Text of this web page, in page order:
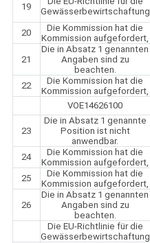
19
Gewässerbewirtschaftung
20
Die Kommission hat die
Kommission aufgefordert,
21
Die in Absatz 1 genannten
Angaben sind zu
beachten.
22
Die Kommission hat die
Kommission aufgefordert,
VOE14626100
23
Die in Absatz 1 genannte
Position ist nicht
anwendbar.
24
Die Kommission hat die
Kommission aufgefordert,
25
Die Kommission hat die
Kommission aufgefordert,
26
Die in Absatz 1 genannten
Angaben sind zu
beachten.
Die EU-Richtlinie für die
Gewässerbewirtschaftung